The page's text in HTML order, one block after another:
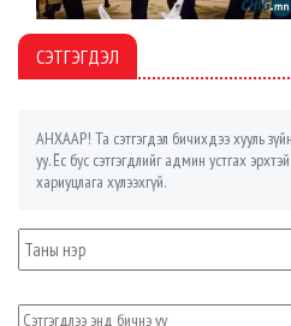
СЭТГЭГДЭЛ
АНХААР! Та сэтгэгдэл бичихдээ хууль
уу. Ёс бус сэтгэгдлийг админ устгах
хариуцлага хүлээхгүй.